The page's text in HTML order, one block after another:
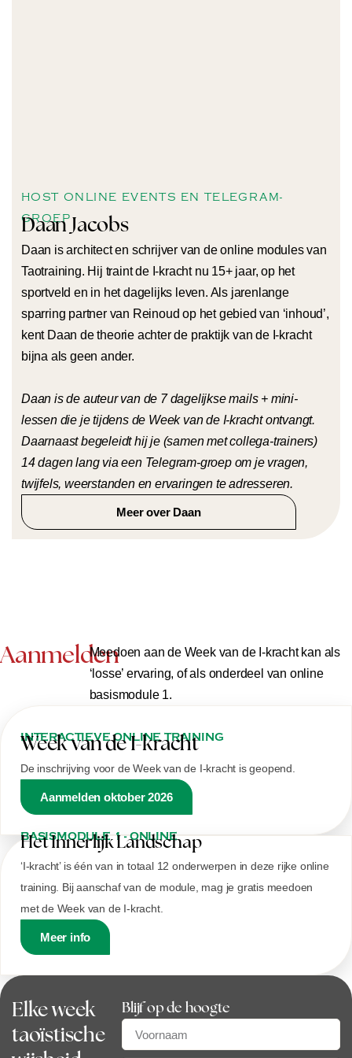
HOST ONLINE EVENTS EN TELEGRAM-
GROEP
Daan Jacobs
Daan is architect en schrijver van de online modules van
Taotraining. Hij traint de I-kracht nu 15+ jaar, op het
sportveld en in het dagelijks leven. Als jarenlange
sparring partner van Reinoud op het gebied van ‘inhoud’,
kent Daan de theorie achter de praktijk van de I-kracht
bijna als geen ander.
Daan is de auteur van de 7 dagelijkse mails + mini-
lessen die je tijdens de Week van de I-kracht ontvangt.
Daarnaast begeleidt hij je (samen met collega-trainers)
14 dagen lang via een Telegram-groep om je vragen,
twijfels, weerstanden en ervaringen te adresseren.
Meer over Daan
AanmeldenMeedoen aan de Week van de I-kracht kan als
‘losse’ ervaring, of als onderdeel van online
basismodule 1.
INTERACTIEVE ONLINE TRAINING
Week van de I-kracht
De inschrijving voor de Week van de I-kracht is geopend.
Aanmelden oktober 2026
BASISMODULE 1 - ONLINE
Het Innerlijk Landschap
‘I-kracht’ is één van in totaal 12 onderwerpen in deze rijke online
training. Bij aanschaf van de module, mag je gratis meedoen
met de Week van de I-kracht.
Meer info
Elke week
taoïstische
Blijf op de hoogte